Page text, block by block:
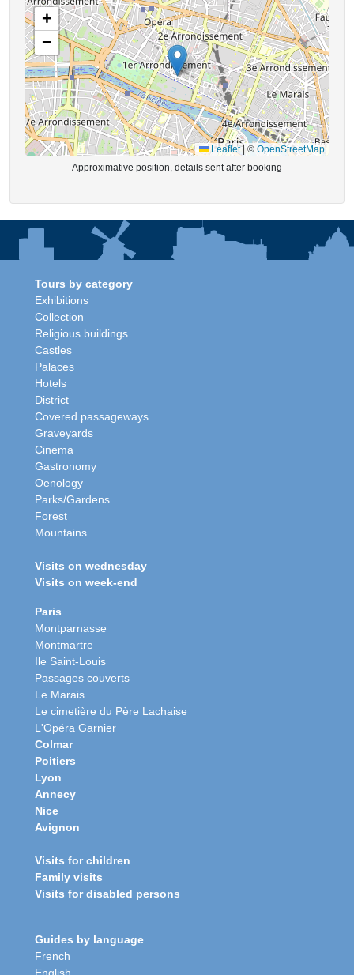
+
−
Leaflet | © OpenStreetMap
Approximative position, details sent after booking
Tours by category
Exhibitions
Collection
Religious buildings
Castles
Palaces
Hotels
District
Covered passageways
Graveyards
Cinema
Gastronomy
Oenology
Parks/Gardens
Forest
Mountains
Visits on wednesday
Visits on week-end
Paris
Montparnasse
Montmartre
Ile Saint-Louis
Passages couverts
Le Marais
Le cimetière du Père Lachaise
L'Opéra Garnier
Colmar
Poitiers
Lyon
Annecy
Nice
Avignon
Visits for children
Family visits
Visits for disabled persons
Guides by language
French